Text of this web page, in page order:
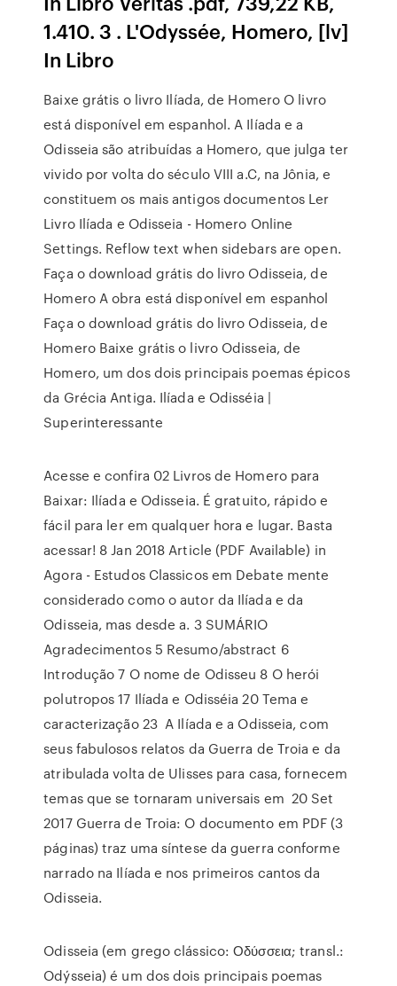
1.410. 3 . L'Odyssée, Homero, [lv]
In Libro
Baixe grátis o livro Ilíada, de Homero O livro
está disponível em espanhol. A Ilíada e a
Odisseia são atribuídas a Homero, que julga ter
vivido por volta do século VIII a.C, na Jônia, e
constituem os mais antigos documentos Ler
Livro Ilíada e Odisseia - Homero Online
Settings. Reflow text when sidebars are open.
Faça o download grátis do livro Odisseia, de
Homero A obra está disponível em espanhol
Faça o download grátis do livro Odisseia, de
Homero Baixe grátis o livro Odisseia, de
Homero, um dos dois principais poemas épicos
da Grécia Antiga. Ilíada e Odisséia |
Superinteressante
Acesse e confira 02 Livros de Homero para
Baixar: Ilíada e Odisseia. É gratuito, rápido e
fácil para ler em qualquer hora e lugar. Basta
acessar! 8 Jan 2018 Article (PDF Available) in
Agora - Estudos Classicos em Debate mente
considerado como o autor da Ilíada e da
Odisseia, mas desde a. 3 SUMÁRIO
Agradecimentos 5 Resumo/abstract 6
Introdução 7 O nome de Odisseu 8 O herói
polutropos 17 Ilíada e Odisséia 20 Tema e
caracterização 23 A Ilíada e a Odisseia, com
seus fabulosos relatos da Guerra de Troia e da
atribulada volta de Ulisses para casa, fornecem
temas que se tornaram universais em 20 Set
2017 Guerra de Troia: O documento em PDF (3
páginas) traz uma síntese da guerra conforme
narrado na Ilíada e nos primeiros cantos da
Odisseia.
Odisseia (em grego clássico: Οδύσσεια; transl.:
Odýsseia) é um dos dois principais poemas